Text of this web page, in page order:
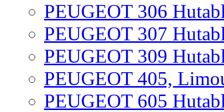
PEUGEOT 306
PEUGEOT 307
PEUGEOT 309
PEUGEOT 405,
PEUGEOT 605